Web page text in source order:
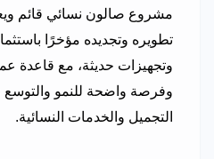
مشروع صالون نسائي قائم
تطويره وتجديده مؤخرًا
وتجهيزات حديثة، مع قاعدة
وفرصة واضحة للنمو
التجميل والخدمات النسائية.